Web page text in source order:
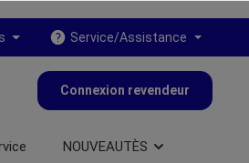
Service/Assistance
Connexion revendeur
NOUVEAUTÈS